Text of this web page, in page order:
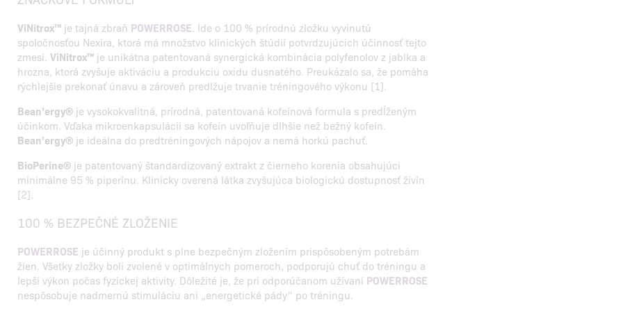
ViNitrox™ je tajná zbraň POWERROSE. Ide o 100 % prírodnú zložku vyvinutú
spoločnosťou Nexira, ktorá má množstvo klinických štúdií potvrdzujúcich účinnosť tejto
zmesi. ViNitrox™ je unikátna patentovaná synergická kombinácia polyfenolov z jablka a
hrozna, ktorá zvyšuje aktiváciu a produkciu oxidu dusnatého. Preukázalo sa, že pomáha
rýchlejšie prekonať únavu a zároveň predlžuje trvanie tréningového výkonu [1].
Bean’ergy® je vysokokvalitná, prírodná, patentovaná kofeínová formula s predĺženým
účinkom. Vďaka mikroenkapsulácii sa kofeín uvoľňuje dlhšie než bežný kofeín.
Bean’ergy® je ideálna do predtréningových nápojov a nemá horkú pachuť.
BioPerine® je patentovaný štandardizovaný extrakt z čierneho korenia obsahujúci
minimálne 95 % piperínu. Klinicky overená látka zvyšujúca biologickú dostupnosť živín
[2].
100 % BEZPEČNÉ ZLOŽENIE
POWERROSE je účinný produkt s plne bezpečným zložením prispôsobeným potrebám
žien. Všetky zložky boli zvolené v optimálnych pomeroch, podporujú chuť do tréningu a
lepší výkon počas fyzickej aktivity. Dôležité je, že pri odporúčanom užívaní POWERROSE
nespôsobuje nadmernú stimuláciu ani „energetické pády“ po tréningu.